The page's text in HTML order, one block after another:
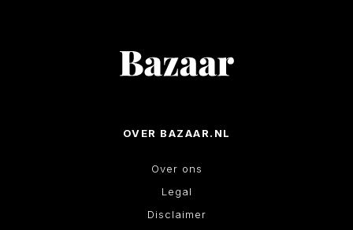
OVER BAZAAR.NL
Over ons
Legal
Disclaimer